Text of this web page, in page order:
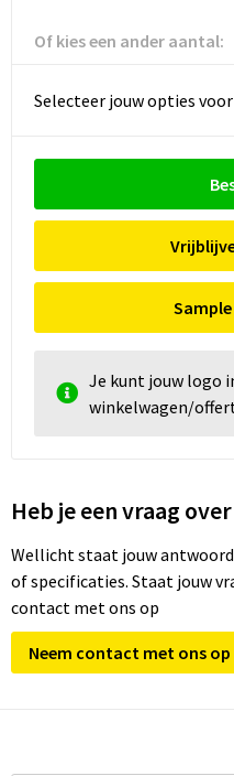
Of kies een ander aantal:
Selecteer jouw opties
Je kunt jouw logo
winkelwagen/
Heb je een vraag
Wellicht staat jouw
of specificaties. Staat jouw
contact met ons op
Neem contact met ons op